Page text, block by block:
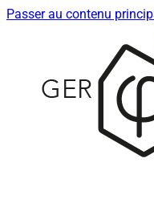
Passer au contenu